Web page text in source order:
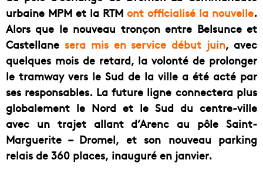
urbaine MPM et la RTM ont officialisé la nouvelle.
Alors que le nouveau tronçon entre Belsunce et
Castellane sera mis en service début juin, avec
quelques mois de retard, la volonté de prolonger
le tramway vers le Sud de la ville a été acté par
ses responsables. La future ligne connectera plus
globalement le Nord et le Sud du centre-ville
avec un trajet allant d’Arenc au pôle Saint-
Marguerite – Dromel, et son nouveau parking
relais de 360 places, inauguré en janvier.